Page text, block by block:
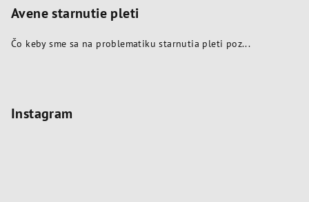
Avene starnutie pleti
Čo keby sme sa na problematiku starnutia pleti poz...
Instagram